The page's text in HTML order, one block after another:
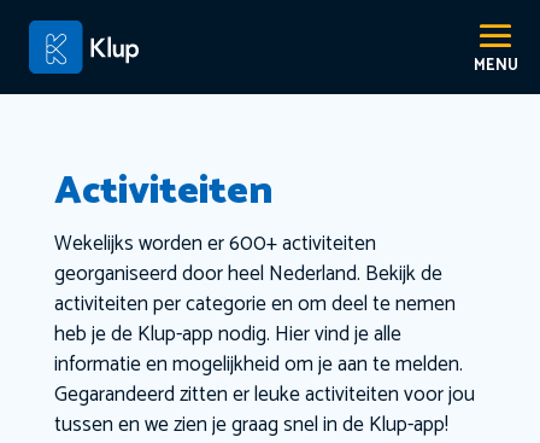
Activiteiten
Wekelijks worden er 600+ activiteiten
georganiseerd door heel Nederland. Bekijk de
activiteiten per categorie en om deel te nemen
heb je de Klup-app nodig. Hier vind je alle
informatie en mogelijkheid om je aan te melden.
Gegarandeerd zitten er leuke activiteiten voor jou
tussen en we zien je graag snel in de Klup-app!